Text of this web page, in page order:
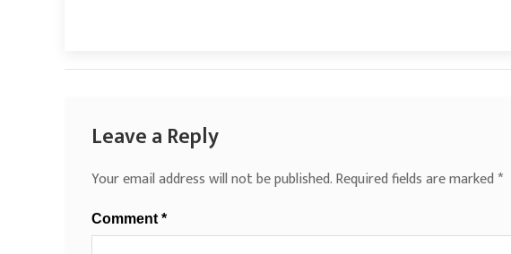
Leave a Reply
Your email address will not be published.Required fields are marked*
Comment *